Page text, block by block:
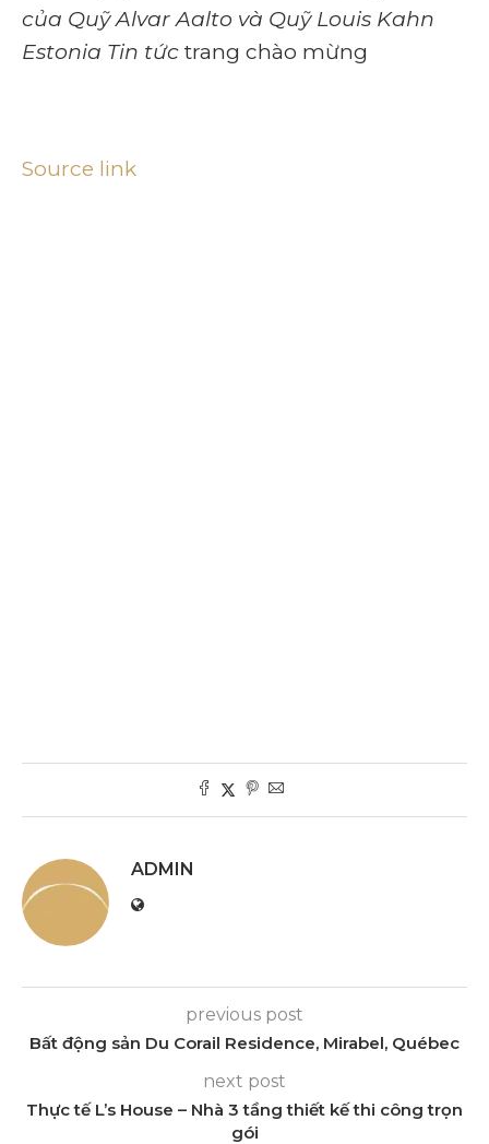
của Quỹ Alvar Aalto và Quỹ Louis Kahn
Estonia Tin tức trang chào mừng
Source link
ADMIN
previous post
Bất động sản Du Corail Residence, Mirabel, Québec
next post
Thực tế L’s House – Nhà 3 tầng thiết kế thi công trọn
gói